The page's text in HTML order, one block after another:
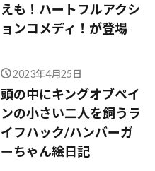
えも！ハートフルアクシ
ョンコメディ！が登場
2023年4月25日
頭の中にキングオブペイ
ンの小さい二人を飼うラ
イフハック/ハンバーガ
ーちゃん絵日記